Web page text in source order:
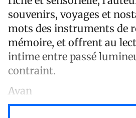
souvenirs, voyages et
mots des instruments de
mémoire, et offrent au
intime entre passé
contraint.
Avan